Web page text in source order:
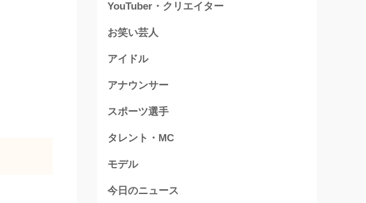
YouTuber・クリエイター
お笑い芸人
アイドル
アナウンサー
スポーツ選手
タレント・MC
モデル
今日のニュース